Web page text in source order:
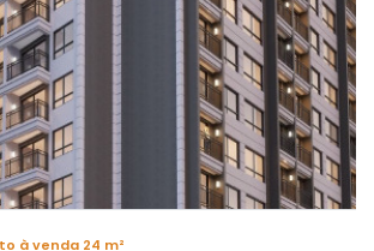
à venda 24 m²